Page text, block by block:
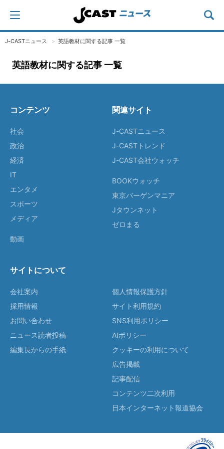
J-CASTニュース 英語教材に関する記事 一覧
英語教材に関する記事 一覧
コンテンツ
社会
政治
経済
IT
エンタメ
スポーツ
メディア
動画
関連サイト
J-CASTニュース
J-CASTトレンド
J-CAST会社ウォッチ
BOOKウォッチ
東京バーゲンマニア
Jタウンネット
ゼロまる
サイトについて
会社案内
採用情報
お問い合わせ
ニュース読者投稿
編集長からの手紙
個人情報保護方針
サイト利用規約
SNS利用ポリシー
AIポリシー
クッキーの利用について
広告掲載
記事配信
コンテンツ二次利用
日本インターネット報道協会